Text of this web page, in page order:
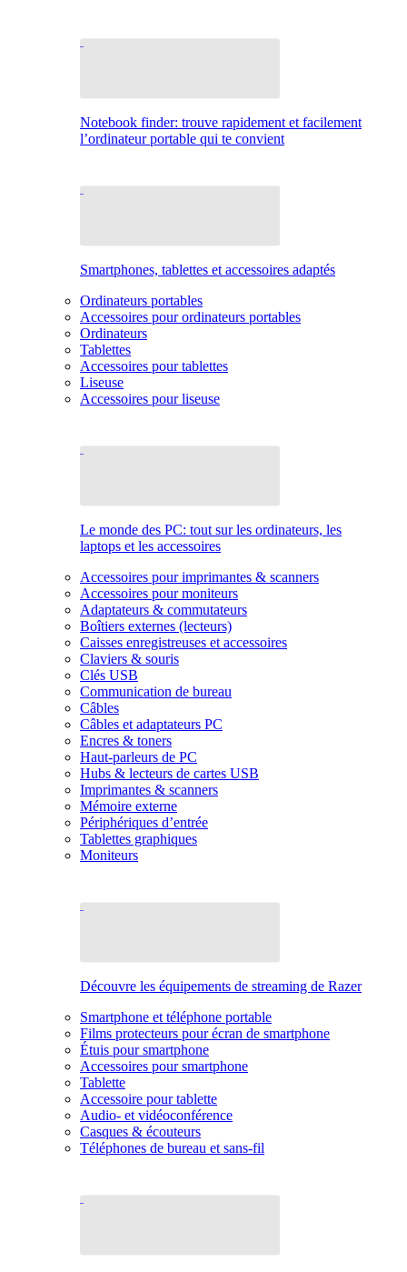
Notebook finder: trouve rapidement et facilement
l’ordinateur portable qui te convient
Smartphones, tablettes et accessoires adaptés
Ordinateurs portables
Accessoires pour ordinateurs portables
Ordinateurs
Tablettes
Accessoires pour tablettes
Liseuse
Accessoires pour liseuse
Le monde des PC: tout sur les ordinateurs, les
laptops et les accessoires
Accessoires pour imprimantes & scanners
Accessoires pour moniteurs
Adaptateurs & commutateurs
Boîtiers externes (lecteurs)
Caisses enregistreuses et accessoires
Claviers & souris
Clés USB
Communication de bureau
Câbles
Câbles et adaptateurs PC
Encres & toners
Haut-parleurs de PC
Hubs & lecteurs de cartes USB
Imprimantes & scanners
Mémoire externe
Périphériques d’entrée
Tablettes graphiques
Moniteurs
Découvre les équipements de streaming de Razer
Smartphone et téléphone portable
Films protecteurs pour écran de smartphone
Étuis pour smartphone
Accessoires pour smartphone
Tablette
Accessoire pour tablette
Audio- et vidéoconférence
Casques & écouteurs
Téléphones de bureau et sans-fil